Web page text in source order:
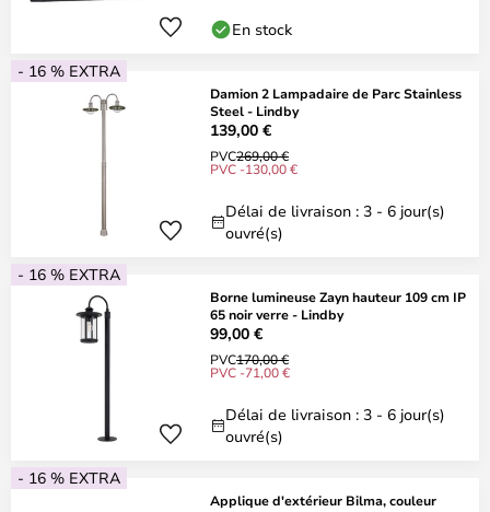
En stock
- 16 % EXTRA
Damion 2 Lampadaire de Parc Stainless
Steel - Lindby
139,00 €
PVC269,00 €
PVC -130,00 €
Délai de livraison : 3 - 6 jour(s)
ouvré(s)
- 16 % EXTRA
Borne lumineuse Zayn hauteur 109 cm IP
65 noir verre - Lindby
99,00 €
PVC170,00 €
PVC -71,00 €
Délai de livraison : 3 - 6 jour(s)
ouvré(s)
- 16 % EXTRA
Applique d'extérieur Bilma, couleur